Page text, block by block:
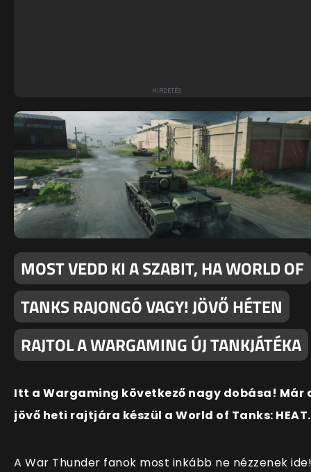
MOST VEDD KI A SZABIT, HA WORLD OF
TANKS RAJONGÓ VAGY! JÖVŐ HÉTEN
RAJTOL A WARGAMING ÚJ TANKJÁTÉKA
Itt a Wargaming következő nagy dobása! Már
jövő heti rajtjára készül a World of Tanks: HEAT.
A War Thunder fanok most inkább ne nézzenek ide!